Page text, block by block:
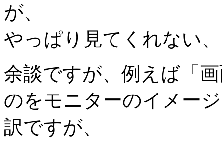
が、
やっぱり見てくれない
余談ですが、例えば「
のをモニターのイメー
訳ですが、